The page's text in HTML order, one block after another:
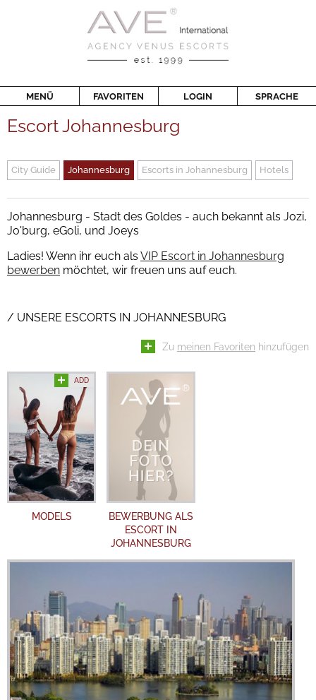
MENÜ FAVORITEN LOGIN SPRACHE
Escort Johannesburg
City Guide Johannesburg Escorts in Johannesburg Hotels
Johannesburg - Stadt des Goldes - auch bekannt als Jozi,
Jo'burg, eGoli, und Joeys
Ladies! Wenn ihr euch als VIP Escort in Johannesburg
bewerben möchtet, wir freuen uns auf euch.
UNSERE ESCORTS IN JOHANNESBURG
Zu meinen Favoriten hinzufügen
MODELS
ADD
BEWERBUNG ALS
ESCORT IN
JOHANNESBURG